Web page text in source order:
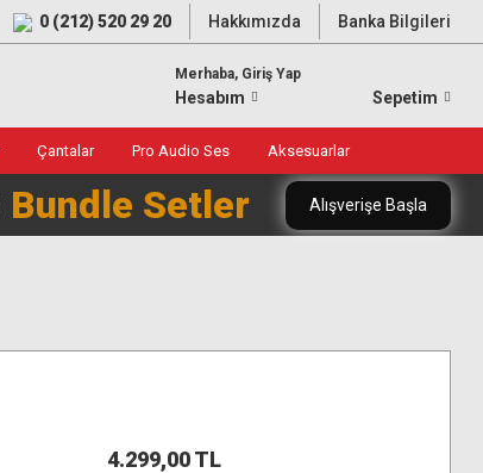
0 (212) 520 29 20 Hakkımızda Banka Bilgileri
Merhaba, Giriş Yap
Hesabım Sepetim
Çantalar Pro Audio Ses Aksesuarlar
Bundle Setler Alışverişe Başla
4.299,00 TL